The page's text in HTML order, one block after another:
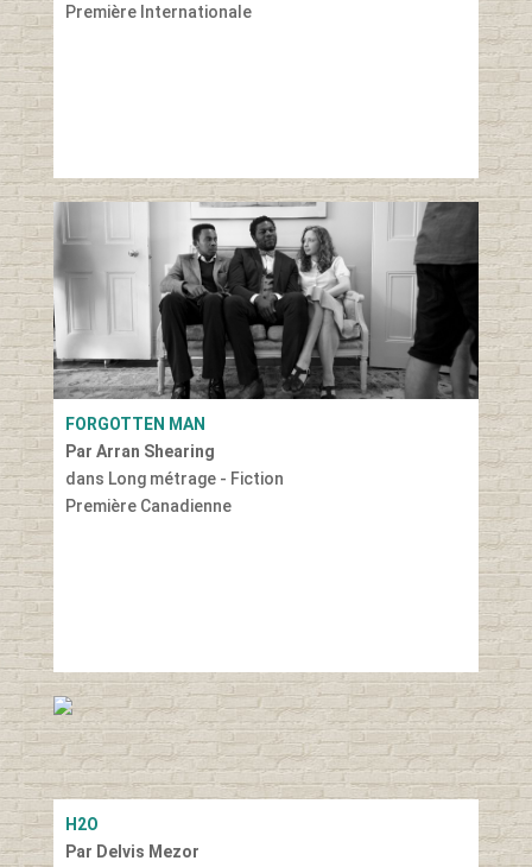
Première Internationale
FORGOTTEN MAN
Par Arran Shearing
dans Long métrage - Fiction
Première Canadienne
H2O
Par Delvis Mezor